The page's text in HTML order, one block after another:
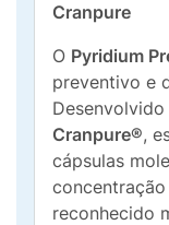
Cranpure
O Pyridium
preventivo e
Cranpure®,
cápsulas
reconhecido